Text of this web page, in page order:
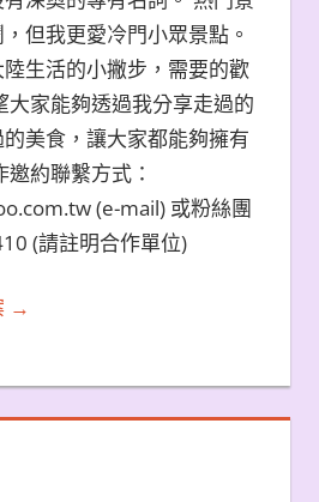
但我更愛冷門小眾景點。
生活的小撇步，需要的歡
大家能夠透過我分享走過的
美食，讓大家都能夠擁有
約聯繫方式：
(e-mail) 或粉絲團
(請註明合作單位)
→